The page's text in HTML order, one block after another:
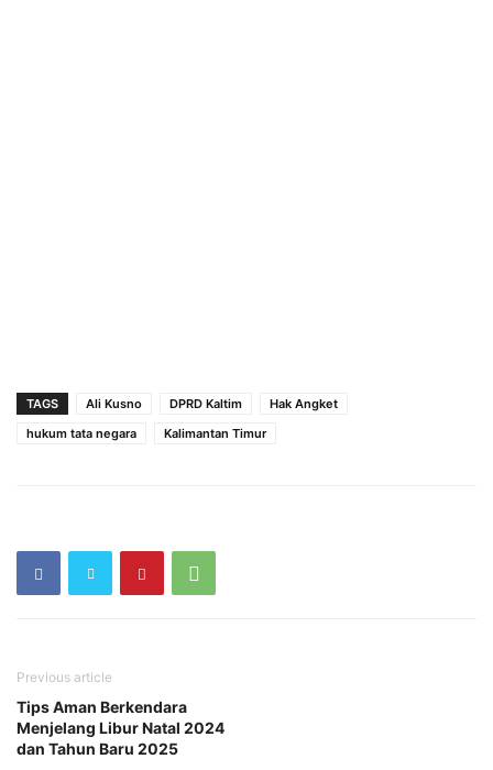
TAGS Ali Kusno DPRD Kaltim
Hak Angket
hukum tata negara
Kalimantan Timur
Previous article
Tips Aman Berkendara
Menjelang Libur Natal 2024
dan Tahun Baru 2025